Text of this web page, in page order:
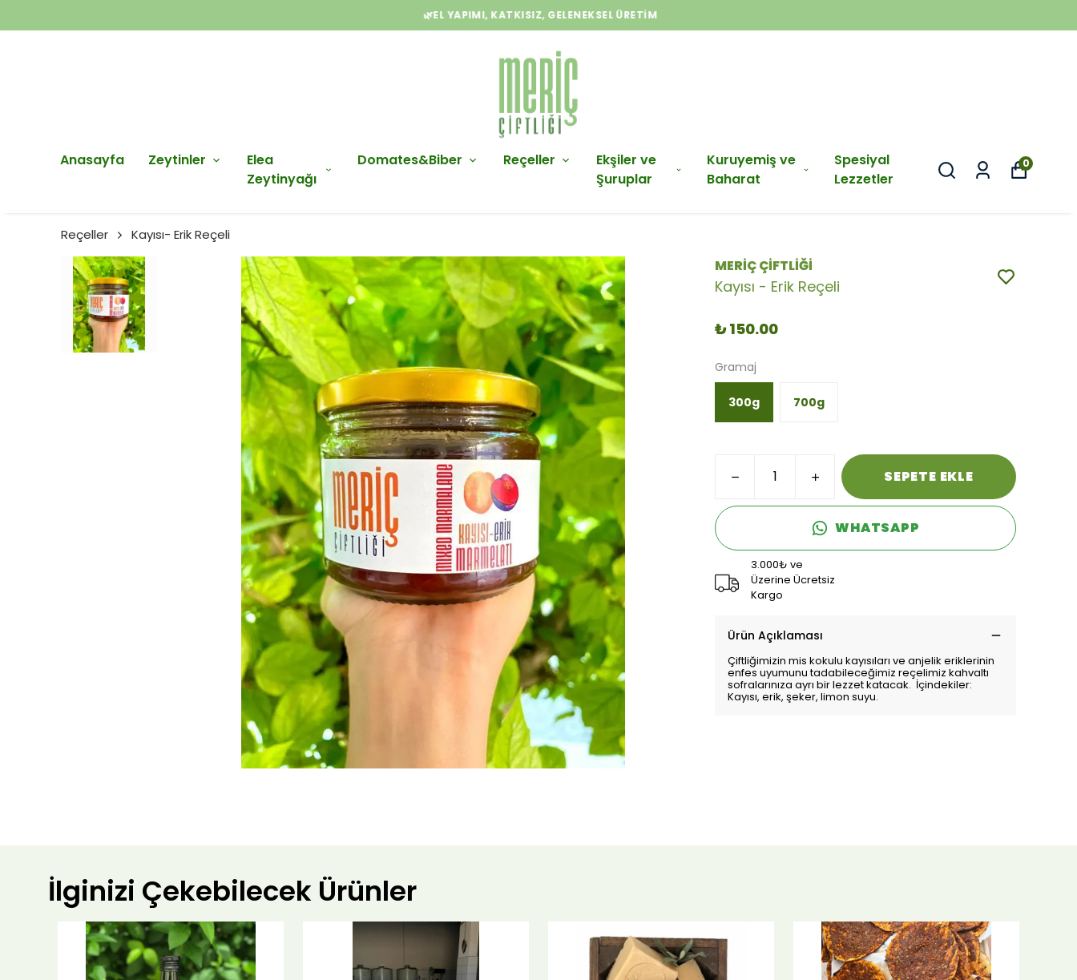
🌿EL YAPIMI, KATKISIZ, GELENEKSEL ÜRETIM
Anasayfa Zeytinler
Elea
Zeytinyağı
Domates&Biber Reçeller
Ekşiler ve
Şuruplar
Kuruyemiş ve
Baharat
Spesiyal
Lezzetler
0
Reçeller Kayısı- Erik Reçeli
MERİÇ ÇİFTLİĞİ
Kayısı - Erik Reçeli
₺ 150.00
Gramaj
300g 700g
SEPETE EKLE
WHATSAPP
3.000₺ ve
Üzerine Ücretsiz
Kargo
Ürün Açıklaması
Çiftliğimizin mis kokulu kayısıları ve anjelik eriklerinin
enfes uyumunu tadabileceğimiz reçelimiz kahvaltı
sofralarınıza ayrı bir lezzet katacak. İçindekiler:
Kayısı, erik, şeker, limon suyu.
İlginizi Çekebilecek Ürünler